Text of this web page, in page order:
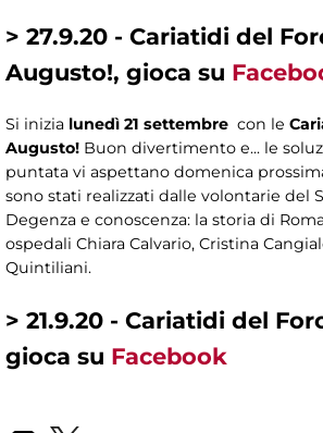
> 27.9.20 - Cariatidi del
Augusto!, gioca su
Si inizia lunedì 21 settembre con le
Augusto! Buon divertimento e... le
puntata vi aspettano domenica
sono stati realizzati dalle volontarie del
Degenza e conoscenza: la storia di
ospedali Chiara Calvario, Cristina
Quintiliani.
> 21.9.20 - Cariatidi del
gioca su Facebook